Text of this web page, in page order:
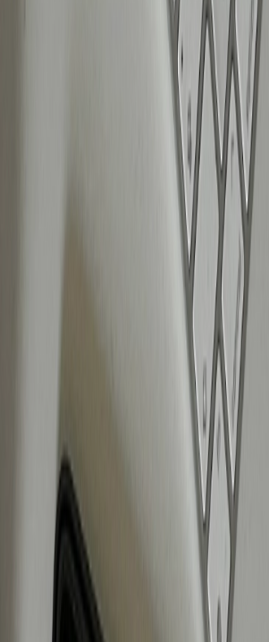
laten groeien? Dan is het
stapsgewijs te doen. Door je
te verhogen, voorkom je grote
in prestaties en zorg je voor een
Start met een flexibele aanpak om
en schaal vervolgens verder op
campagnes het beste presteren.
zoals Black Friday is het slim
op je best presterende
je hier het maximale uit haalt.
iedereen is voorbij. Meta Ads in
slimme automatisering, sterke
jouw advertenties goed
is het belangrijk om te werken met
aansluit bij de nieuwste
betekent slimmer inspelen op
campagnes optimaliseren op
creatieve advertenties testen die